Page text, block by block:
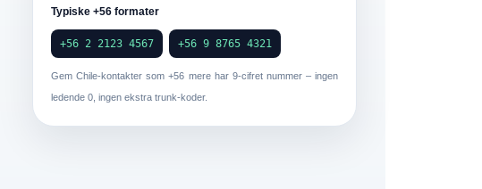
Typiske +56 formater
+56 2 2123 4567 +56 9 8765 4321
Gem Chile-kontakter som+56 mere har 9-cifret nummer – ingen
ledende 0, ingen ekstra trunk-koder.